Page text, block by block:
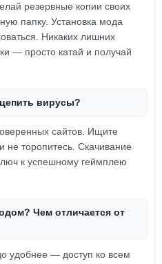
резервные копии своих
папку. Установка мода
Никаких лишних
— просто катай и получай
вирусы?
сайтов. Ищите
не торопитесь. Скачивание
к успешному геймплею
Чем отличается от
удобнее — доступ ко всем